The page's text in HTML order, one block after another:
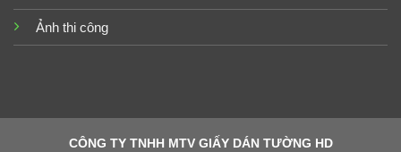
Ảnh thi công
CÔNG TY TNHH MTV GIẤY DÁN TƯỜNG HD